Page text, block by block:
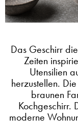
Das Geschirr
Zeiten
Utensilien
herzustellen.
braunen
Kochgeschirr.
moderne